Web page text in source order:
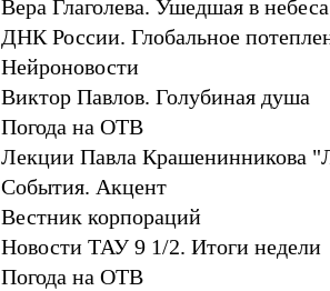
Вера Глаголева. Ушедшая в небеса
ДНК России. Глобальное
Нейроновости
Виктор Павлов. Голубиная душа
Погода на ОТВ
Лекции Павла Крашенинникова
События. Акцент
Вестник корпораций
Новости ТАУ 9 1/2. Итоги недели
Погода на ОТВ